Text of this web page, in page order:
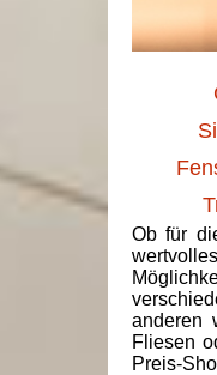
Ob für
anderen
Fliesen
Preis-